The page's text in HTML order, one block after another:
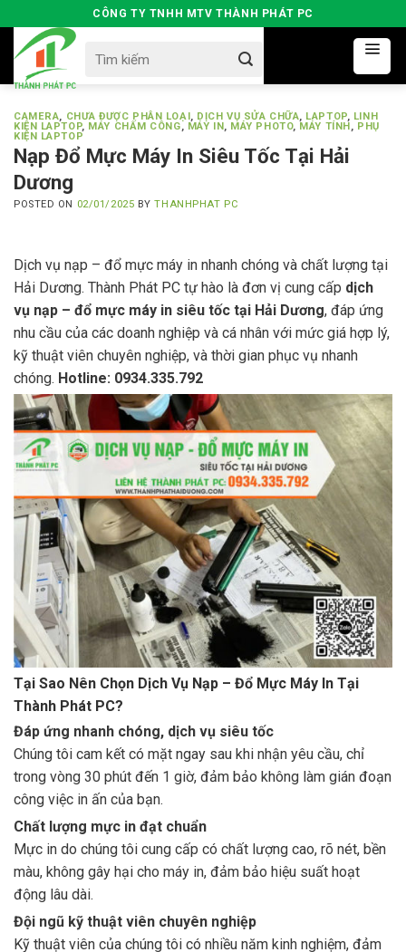
to
content
CÔNG TY TNHH MTV THÀNH PHÁT PC
for:
CAMERA, CHƯA ĐƯỢC PHÂN LOẠI, DỊCH VỤ SỬA CHỮA, LAPTOP, LINH
KIỆN LAPTOP, MÁY CHẤM CÔNG, MÁY IN, MÁY PHOTO, MÁY TÍNH, PHỤ
KIỆN LAPTOP
Nạp Đổ Mực Máy In Siêu Tốc Tại Hải
Dương
POSTED ON 02/01/2025 BYTHANHPHAT PC
Dịch vụ nạp – đổ mực máy in nhanh chóng và chất lượng tại
Hải Dương. Thành Phát PC tự hào là đơn vị cung cấp dịch
vụ nạp – đổ mực máy in siêu tốc tại Hải Dương, đáp ứng
nhu cầu của các doanh nghiệp và cá nhân với mức giá hợp lý,
kỹ thuật viên chuyên nghiệp, và thời gian phục vụ nhanh
chóng. Hotline: 0934.335.792
Tại Sao Nên Chọn Dịch Vụ Nạp – Đổ Mực Máy In Tại
Thành Phát PC?
Đáp ứng nhanh chóng, dịch vụ siêu tốc
Chúng tôi cam kết có mặt ngay sau khi nhận yêu cầu, chỉ
trong vòng 30 phút đến 1 giờ, đảm bảo không làm gián đoạn
công việc in ấn của bạn.
Chất lượng mực in đạt chuẩn
Mực in do chúng tôi cung cấp có chất lượng cao, rõ nét, bền
màu, không gây hại cho máy in, đảm bảo hiệu suất hoạt
động lâu dài.
Đội ngũ kỹ thuật viên chuyên nghiệp
Kỹ thuật viên của chúng tôi có nhiều năm kinh nghiệm, đảm